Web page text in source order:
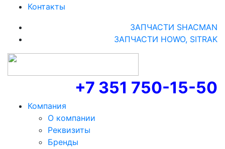
Контакты
ЗАПЧАСТИ SHACMAN
ЗАПЧАСТИ HOWO, SITRAK
+7 351 750-15-50
Компания
О компании
Реквизиты
Бренды